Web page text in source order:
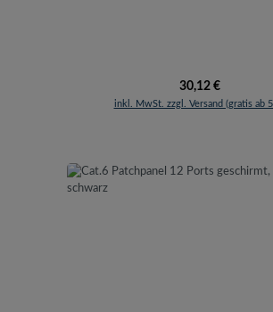
Regulärer Preis:
30,12 €
inkl. MwSt. zzgl. Versand (gratis ab